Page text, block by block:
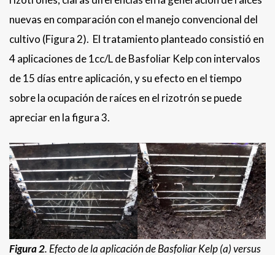
nuevas en comparación con el manejo convencional del
cultivo (Figura 2). El tratamiento planteado consistió en
4 aplicaciones de 1cc/L de Basfoliar Kelp con intervalos
de 15 días entre aplicación, y su efecto en el tiempo
sobre la ocupación de raíces en el rizotrón se puede
apreciar en la figura 3.
Figura 2. Efecto de la aplicación de Basfoliar Kelp (a) versus